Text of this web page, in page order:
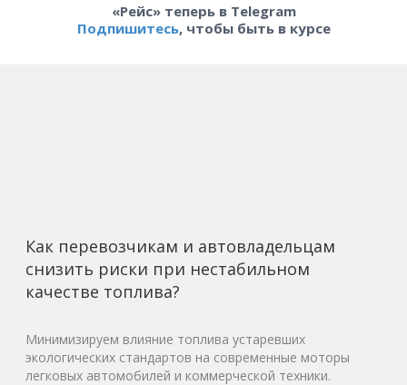
«Рейс» теперь в Telegram
Подпишитесь, чтобы быть в курсе
Как перевозчикам и автовладельцам
снизить риски при нестабильном
качестве топлива?
Минимизируем влияние топлива устаревших
экологических стандартов на современные моторы
легковых автомобилей и коммерческой техники.